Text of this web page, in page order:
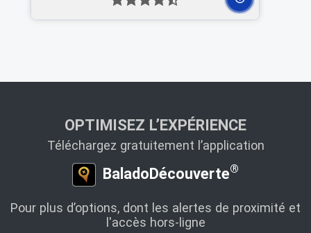
OPTIMISEZ L’EXPÉRIENCE
Téléchargez gratuitement l’application
BaladoDécouverte®
Pour plus d’options, dont les alertes de proximité et
l'accès hors-ligne